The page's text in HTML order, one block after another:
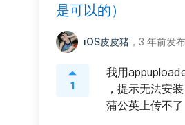
是可以的）
iOS皮皮猪 ，3 年前发
1
我用
，提示无法安
蒲公英上传不